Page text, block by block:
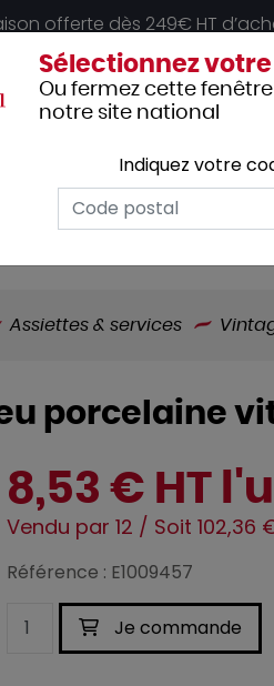
offerte dès 249€ HT
Vêtements
professionnels
Assiettes & services
porcelaine
8,53 € HT
Vendu par 12 / Soit 102,36
Référence : E1009457
Je commande
Sélectionnez
Ou fermez cette
notre site national
Indiquez votre